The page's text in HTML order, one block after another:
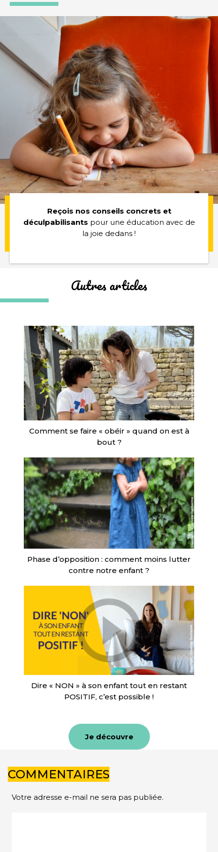
Reçois nos conseils concrets et
déculpabilisants pour une éducation avec de
la joie dedans !
Autres articles
Comment se faire « obéir » quand on est à
bout ?
Phase d’opposition : comment moins lutter
contre notre enfant ?
Dire « NON » à son enfant tout en restant
POSITIF, c’est possible !
Je découvre
COMMENTAIRES
Votre adresse e-mail ne sera pas publiée.